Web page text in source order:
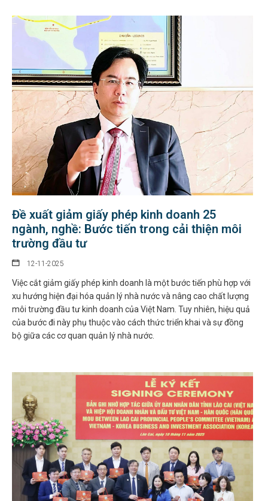
Đề xuất giảm giấy phép kinh doanh 25
ngành, nghề: Bước tiến trong cải thiện môi
trường đầu tư
12-11-2025
Việc cắt giảm giấy phép kinh doanh là một bước tiến phù hợp với
xu hướng hiện đại hóa quản lý nhà nước và nâng cao chất lượng
môi trường đầu tư kinh doanh của Việt Nam. Tuy nhiên, hiệu quả
của bước đi này phụ thuộc vào cách thức triển khai và sự đồng
bộ giữa các cơ quan quản lý nhà nước.